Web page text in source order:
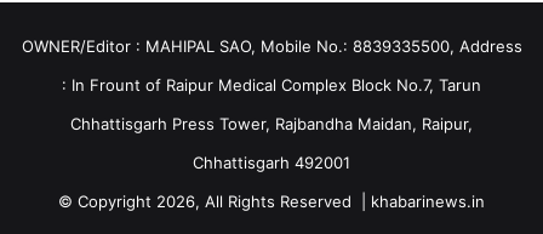
OWNER/Editor : MAHIPAL SAO, Mobile No.: 8839335500, Address
: In Frount of Raipur Medical Complex Block No.7, Tarun
Chhattisgarh Press Tower, Rajbandha Maidan, Raipur,
Chhattisgarh 492001
© Copyright 2026, All Rights Reserved | khabarinews.in